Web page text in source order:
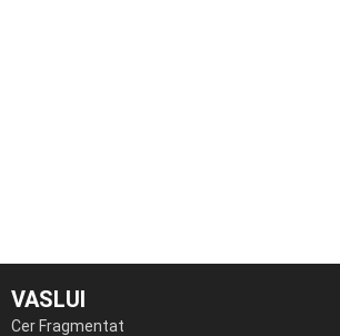
VASLUI
Cer Fragmentat